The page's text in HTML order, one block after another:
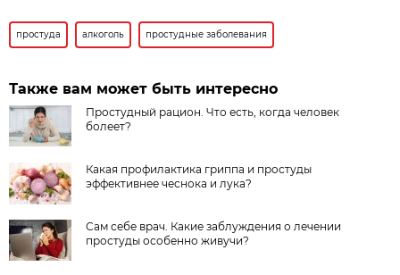
простуда алкоголь простудные заболевания
Также вам может быть интересно
Простудный рацион. Что есть, когда человек
болеет?
Какая профилактика гриппа и простуды
эффективнее чеснока и лука?
Сам себе врач. Какие заблуждения о лечении
простуды особенно живучи?